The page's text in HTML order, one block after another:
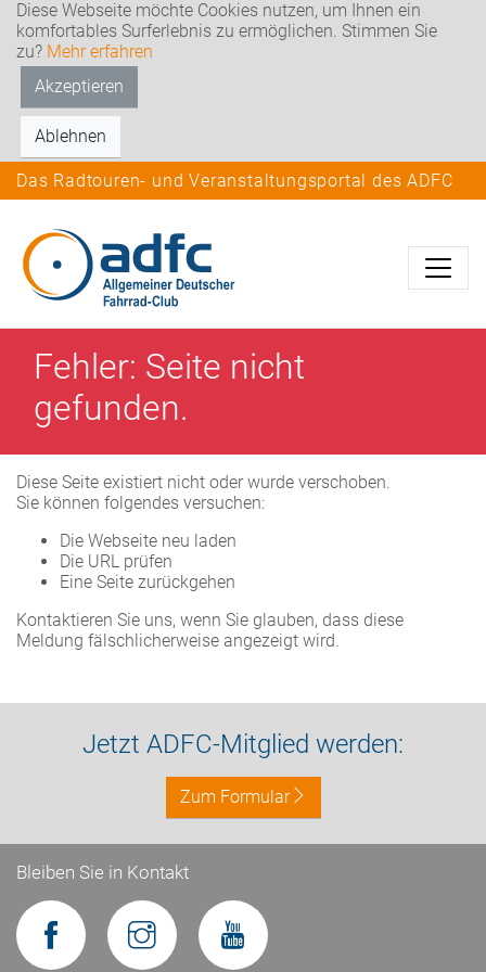
Diese Webseite möchte Cookies nutzen, um Ihnen ein
komfortables Surferlebnis zu ermöglichen. Stimmen Sie
zu? Mehr erfahren
Akzeptieren
Ablehnen
Das Radtouren- und Veranstaltungsportal des ADFC
Fehler: Seite nicht
gefunden.
Diese Seite existiert nicht oder wurde verschoben.
Sie können folgendes versuchen:
Die Webseite neu laden
Die URL prüfen
Eine Seite zurückgehen
Kontaktieren Sie uns, wenn Sie glauben, dass diese
Meldung fälschlicherweise angezeigt wird.
Jetzt ADFC-Mitglied werden:
Zum Formular
Bleiben Sie in Kontakt